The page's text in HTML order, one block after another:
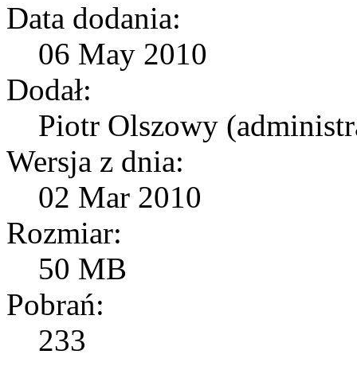
Data dodania:
06 May 2010
Dodał:
Piotr Olszowy
Wersja z dnia:
02 Mar 2010
Rozmiar:
50 MB
Pobrań:
233